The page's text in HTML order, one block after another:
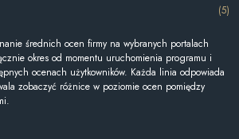
(5)
średnich ocen firmy na wybranych portalach
okres od momentu uruchomienia programu i
ocenach użytkowników. Każda linia odpowiada
zobaczyć różnice w poziomie ocen pomiędzy